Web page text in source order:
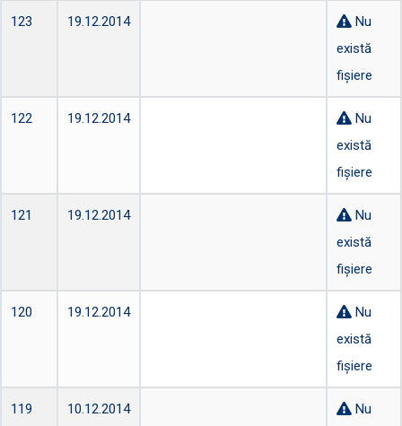
123 19.12.2014
Nu
există
fișiere
122 19.12.2014
Nu
există
fișiere
121 19.12.2014
Nu
există
fișiere
120 19.12.2014
Nu
există
fișiere
119 10.12.2014
Nu